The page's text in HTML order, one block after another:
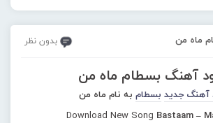
ماه من بدون نظر
آهنگ بسطام ماه من
آهنگ جدید بسطام به نام ماه من
Download New Song Bastaam –